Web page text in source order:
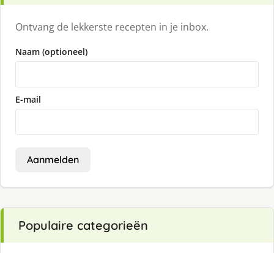
Ontvang de lekkerste recepten in je inbox.
Naam (optioneel)
E-mail
Aanmelden
Populaire categorieën